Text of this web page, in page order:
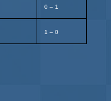
0 – 1
1 – 0